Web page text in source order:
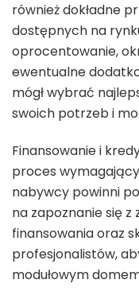
również dokładne
dostępnych na
oprocentowanie,
ewentualne
mógł wybrać
swoich potrzeb i
Finansowanie i
proces
nabywcy powinni
na zapoznanie się
finansowania oraz
profesjonalistów,
modułowym